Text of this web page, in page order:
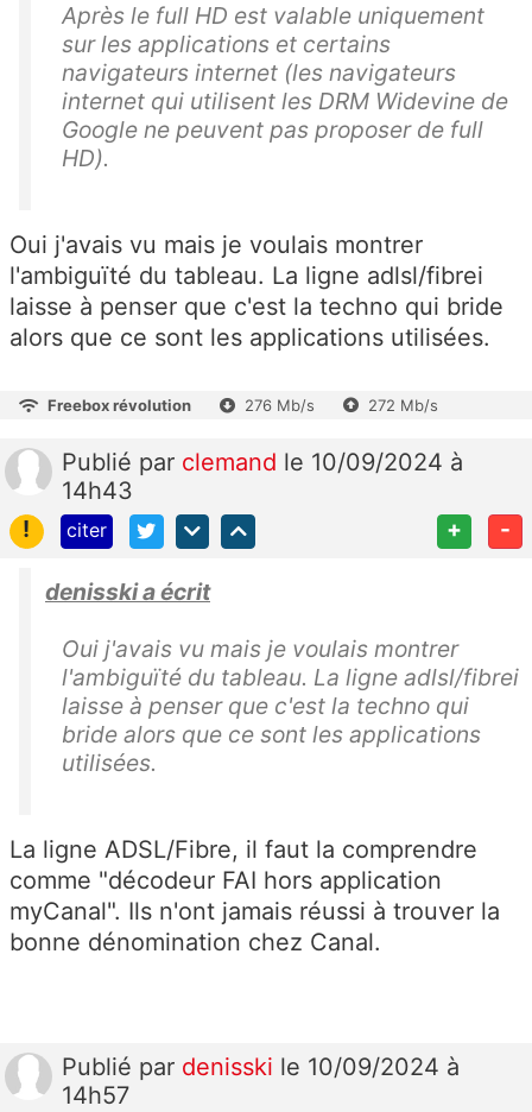
Après le full HD est valable uniquement
sur les applications et certains
navigateurs internet (les navigateurs
internet qui utilisent les DRM Widevine de
Google ne peuvent pas proposer de full
HD).
Oui j'avais vu mais je voulais montrer
l'ambiguïté du tableau. La ligne adlsl/fibrei
laisse à penser que c'est la techno qui bride
alors que ce sont les applications utilisées.
Freebox révolution 276 Mb/s 272 Mb/s
Publié par clemand le 10/09/2024 à
14h43
!
citer + -
denisski a écrit
Oui j'avais vu mais je voulais montrer
l'ambiguïté du tableau. La ligne adlsl/fibrei
laisse à penser que c'est la techno qui
bride alors que ce sont les applications
utilisées.
La ligne ADSL/Fibre, il faut la comprendre
comme "décodeur FAI hors application
myCanal". Ils n'ont jamais réussi à trouver la
bonne dénomination chez Canal.
Publié par denisski le 10/09/2024 à
14h57